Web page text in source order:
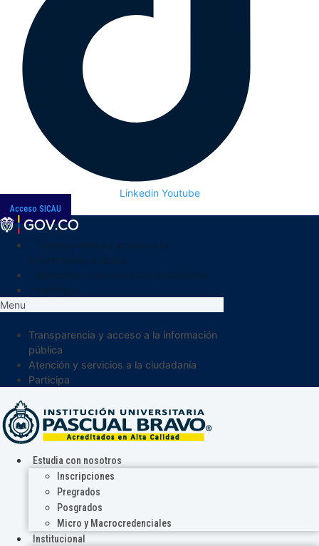
Linkedin Youtube
Acceso SICAU
Menu
Transparencia y acceso a la información
pública
Atención y servicios a la ciudadanía
Participa
Estudia con nosotros
Inscripciones
Pregrados
Posgrados
Micro y Macrocredenciales
Institucional